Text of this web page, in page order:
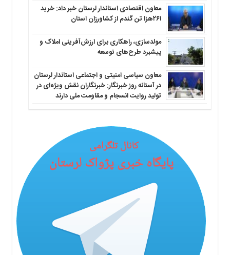
معاون اقتصادی استاندار لرستان خبر داد: خرید
۲۶۱هزا تن گندم از کشاورزان استان
مولدسازی، راهکاری برای ارزش‌آفرینی املاک و
پیشبرد طرح‌های توسعه
معاون سیاسی امنیتی و اجتماعی استاندار لرستان
در آستانه روز خبرنگار: خبرنگاران نقش ویژه‌ای در
تولید روایت انسجام و مقاومت ملی دارند